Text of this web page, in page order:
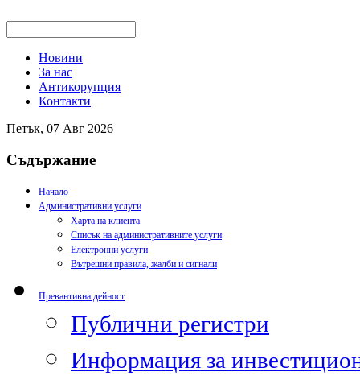
Новини
За нас
Антикорупция
Контакти
Петък, 07 Авг 2026
Съдържание
Начало
Административни услуги
Харта на клиента
Списък на административните услуги
Електронни услуги
Вътрешни правила, жалби и сигнали
Превантивна дейност
Публични регистри
Информация за